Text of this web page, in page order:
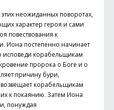
неожиданных поворотах,
характер героя и сами
повествования к
Иона постепенно начинает
исповеди корабельщикам
пророка о Боге и о
причину бури,
корабельщикам
к покаянию. Затем Иона
понуждая